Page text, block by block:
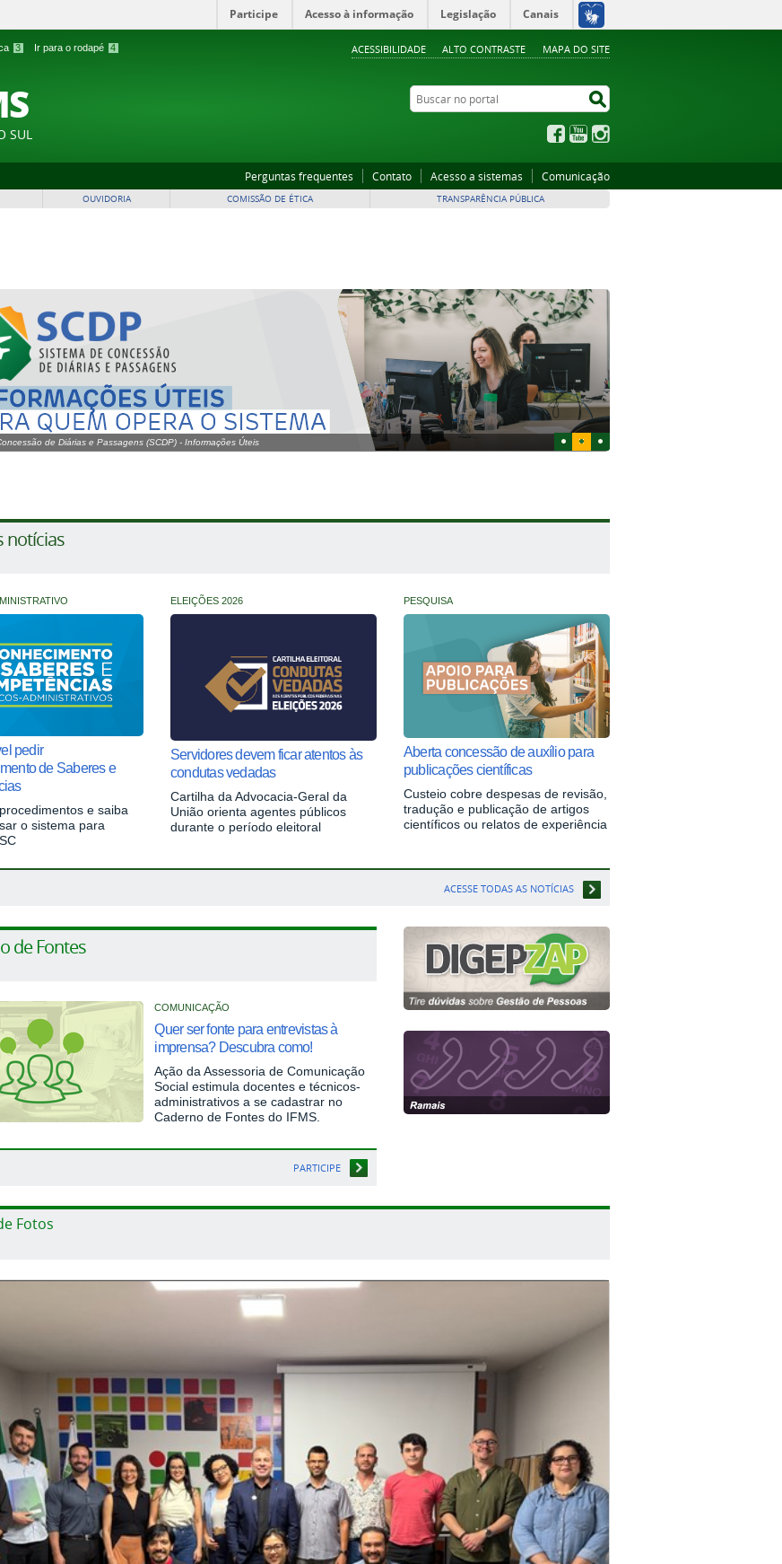
3 Ir para o rodapé 4 ACESSIBILIDADE ALTO CONTRASTE MAPA DO SITE
Participe Acesso à informação Legislação Canais
SUL
Buscar no portal
FacebookYouTube
Perguntas frequentes Contato Acesso a sistemas Comunicação
OUVIDORIA COMISSÃO DE ÉTICA TRANSPARÊNCIA PÚBLICA
de Diárias e Passagens (SCDP) - Informações Úteis
notícias
pedir
de Saberes e
e saiba
o sistema para
ELEIÇÕES 2026
Servidores devem ficar atentos às
condutas vedadas
Cartilha da Advocacia-Geral da
União orienta agentes públicos
durante o período eleitoral
PESQUISA
Aberta concessão de auxílio para
publicações científicas
Custeio cobre despesas de revisão,
tradução e publicação de artigos
científicos ou relatos de experiência
ACESSE TODAS AS NOTÍCIAS
de Fontes
COMUNICAÇÃO
Quer ser fonte para entrevistas à
imprensa? Descubra como!
Ação da Assessoria de Comunicação
Social estimula docentes e técnicos-
administrativos a se cadastrar no
Caderno de Fontes do IFMS.
PARTICIPE
Fotos